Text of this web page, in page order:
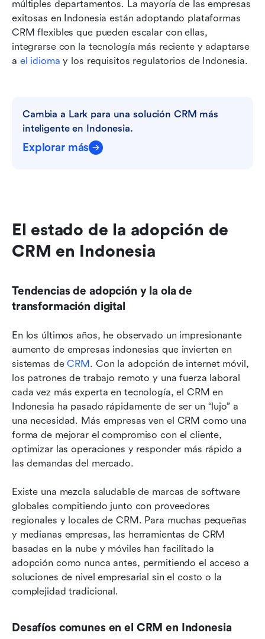
múltiples departamentos. La mayoría de las empresas
exitosas en Indonesia están adoptando plataformas
CRM flexibles que pueden escalar con ellas,
integrarse con la tecnología más reciente y adaptarse
a el idioma y los requisitos regulatorios de Indonesia.
Cambia a Lark para una solución CRM más
inteligente en Indonesia.
Explorar más
El estado de la adopción de
CRM en Indonesia
Tendencias de adopción y la ola de
transformación digital
En los últimos años, he observado un impresionante
aumento de empresas indonesias que invierten en
sistemas de CRM. Con la adopción de internet móvil,
los patrones de trabajo remoto y una fuerza laboral
cada vez más experta en tecnología, el CRM en
Indonesia ha pasado rápidamente de ser un “lujo” a
una necesidad. Más empresas ven el CRM como una
forma de mejorar el compromiso con el cliente,
optimizar las operaciones y responder más rápido a
las demandas del mercado.
Existe una mezcla saludable de marcas de software
globales compitiendo junto con proveedores
regionales y locales de CRM. Para muchas pequeñas
y medianas empresas, las herramientas de CRM
basadas en la nube y móviles han facilitado la
adopción como nunca antes, permitiendo el acceso a
soluciones de nivel empresarial sin el costo o la
complejidad tradicional.
Desafíos comunes en el CRM en Indonesia